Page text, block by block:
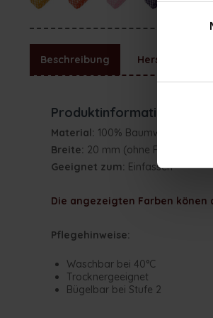
Beschreibung Hersteller
Produktinformationen "2
Material: 100% Baumwolle
Breite: 20 mm (ohne Falz: 32 mm)
Geeignet zum: Einfassen
Die angezeigten Farben könen
Pflegehinweise:
Waschbar bei 40°C
Trocknergeeignet
Bügelbar bei Stufe 2